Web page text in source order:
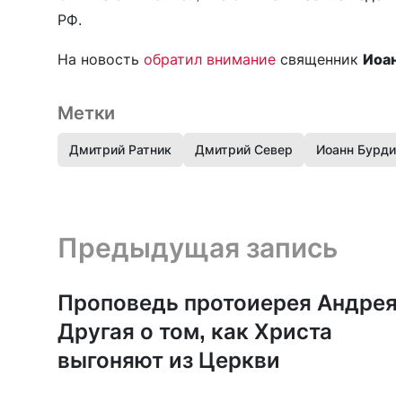
РФ.
На новость обратил внимание священник
Метки
Дмитрий Ратник Дмитрий Север Иоанн
Предыдущая запись и следующая запись
Предыдущая запись
Проповедь протоиерея Андрея
Другая о том, как Христа
выгоняют из Церкви